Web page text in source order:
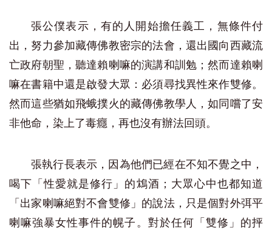
張公僕表示，有的人開始擔任義工，無條件付
出，努力參加藏傳佛教密宗的法會，還出國向西藏流
亡政府朝聖，聽達賴喇嘛的演講和訓勉；然而達賴喇
嘛在書籍中還是啟發大眾：必須尋找異性來作雙修。
然而這些猶如飛蛾撲火的藏傳佛教學人，如同嚐了安
非他命，染上了毒癮，再也沒有辦法回頭。
張執行長表示，因為他們已經在不知不覺之中，
喝下「性愛就是修行」的鴆酒；大眾心中也都知道
「出家喇嘛絕對不會雙修」的說法，只是個對外弭平
喇嘛強暴女性事件的幌子。對於任何「雙修」的抨